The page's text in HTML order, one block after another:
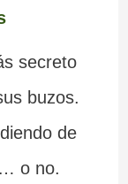
secreto
buzos.
de
o no.